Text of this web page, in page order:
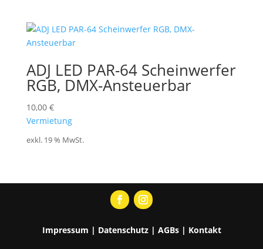
ADJ LED PAR-64 Scheinwerfer
RGB, DMX-Ansteuerbar
10,00 €
Vermietung
exkl. 19 % MwSt.
Impressum | Datenschutz| AGBs| Kontakt